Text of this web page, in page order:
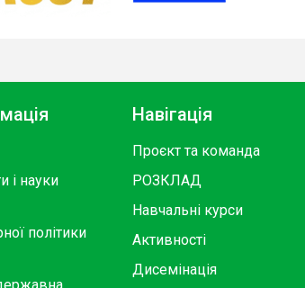
і науки
політики
Навігація
Проєкт та команда
РОЗКЛАД
Навчальні курси
Активності
Дисемінація